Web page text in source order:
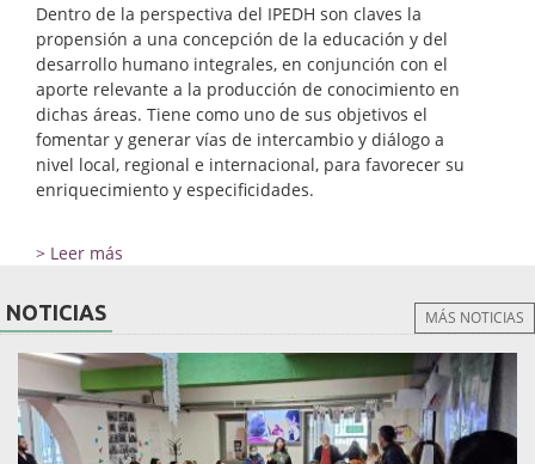
Dentro de la perspectiva del IPEDH son claves la
propensión a una concepción de la educación y del
desarrollo humano integrales, en conjunción con el
aporte relevante a la producción de conocimiento en
dichas áreas. Tiene como uno de sus objetivos el
fomentar y generar vías de intercambio y diálogo a
nivel local, regional e internacional, para favorecer su
enriquecimiento y especificidades.
> Leer más
NOTICIAS MÁS NOTICIAS